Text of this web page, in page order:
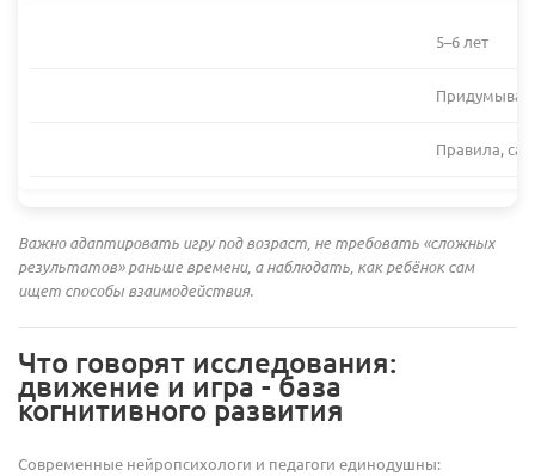
5–6 лет
Правила,
Важно адаптировать игру под возраст, не требовать «сложных
результатов» раньше времени, а наблюдать, как ребёнок сам
ищет способы взаимодействия.
Что говорят исследования:
движение и игра - база
когнитивного развития
Современные нейропсихологи и педагоги единодушны: